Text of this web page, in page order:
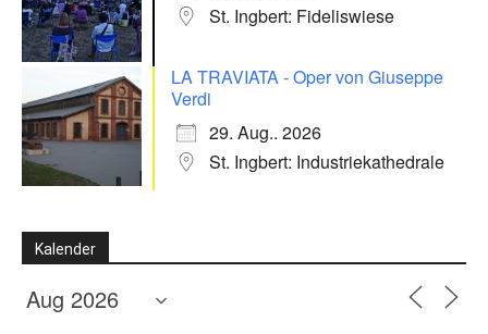
St. Ingbert: Fideliswiese
LA TRAVIATA - Oper von Giuseppe
Verdi
29. Aug.. 2026
St. Ingbert: Industriekathedrale
Kalender